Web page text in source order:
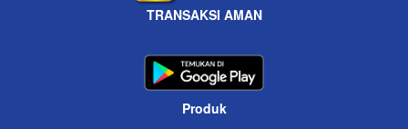
TRANSAKSI AMAN
Produk